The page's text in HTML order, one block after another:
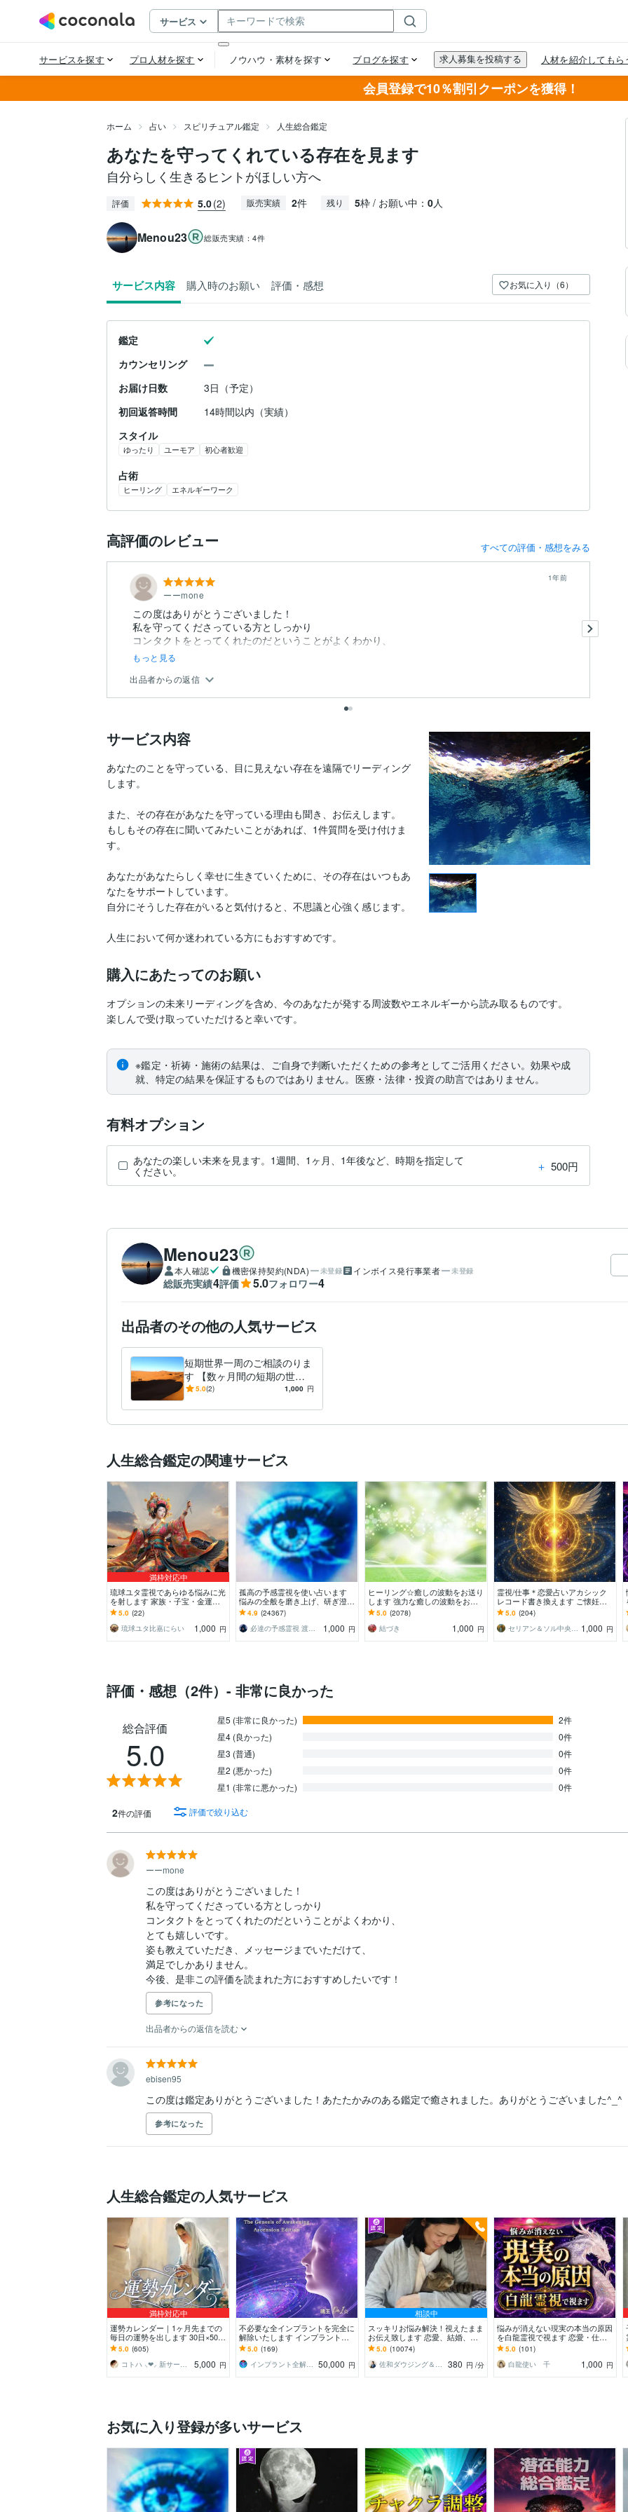
会員登録で10％割引クーポンを獲得！
ホーム 占い スピリチュアル鑑定 人生総合鑑定
あなたを守ってくれている存在を見ます
自分らしく生きるヒントがほしい方へ
評価 5.0(2) 販売実績 2件 残り 5枠 / お願い中： 0人
Menou23 総販売実績：4件
サービス内容 購入時のお願い 評価・感想 お気に入り（6）
鑑定
カウンセリング
お届け日数
3日（予定）
初回返答時間
14時間以内（実績）
スタイル
ゆったり ユーモア 初心者歓迎
占術
ヒーリング エネルギーワーク
高評価のレビュー すべての評価・感想をみる
ーーmone
1年前
この度はありがとうございました！
私を守ってくださっている方としっかり
コンタクトをとってくれたのだということがよくわかり、
もっと見る
出品者からの返信
サービス内容
あなたのことを守っている、目に見えない存在を遠隔でリーディング
します。
また、その存在があなたを守っている理由も聞き、お伝えします。
もしもその存在に聞いてみたいことがあれば、1件質問を受け付けま
す。
あなたがあなたらしく幸せに生きていくために、その存在はいつもあ
なたをサポートしています。
自分にそうした存在がいると気付けると、不思議と心強く感じます。
人生において何か迷われている方にもおすすめです。
購入にあたってのお願い
オプションの未来リーディングを含め、今のあなたが発する周波数やエネルギーから読み取るものです。
楽しんで受け取っていただけると幸いです。
※鑑定・祈祷・施術の結果は、ご自身で判断いただくための参考としてご活用ください。効果や成
就、特定の結果を保証するものではありません。医療・法律・投資の助言ではありません。
有料オプション
あなたの楽しい未来を見ます。1週間、1ヶ月、1年後など、時期を指定して
ください。
＋ 500円
Menou23
本人確認 機密保持契約(NDA) 未登録 インボイス発行事業者 未登録
総販売実績4評価 5.0フォロワー4
出品者のその他の人気サービス
短期世界一周のご相談のりま
す 【数ヶ月間の短期の世界
一周を検討されている方へ】
5.0(2) 1,000 円
人生総合鑑定の関連サービス
満枠対応中
琉球ユタ霊視であらゆる悩みに光
を射します 家族・子宝・金運・
人間関係・仕事運・恋愛などあら
ゆる悩みを
5.0 (22)
琉球ユタ比嘉にらい
1,000 円
孤高の予感霊視を使い占います
悩みの全般を磨き上げ、研ぎ澄ま
した予感より霊視により導きます
4.9 (24367)
必達の予感霊視 渡邊 潤一
1,000 円
ヒーリング☆癒しの波動をお送り
します 強力な癒しの波動をお送
りします。リピーター様も是非ど
うぞ＾＾
5.0 (2078)
結づき
1,000 円
霊視/仕事＊恋愛占いアカシック
レコード書き換えます ご懐妊報
告多数※恋愛＊子宝＊不倫＊転職
占い※人生全般
5.0 (204)
セリアン＆ソル中央太陽 1,000 円
評価・感想（2件）- 非常に良かった
総合評価
5.0
星5 (非常に良かった)
2件
星4 (良かった)
0件
星3 (普通)
0件
星2 (悪かった)
0件
星1 (非常に悪かった)
0件
2件の評価 評価で絞り込む
ーーmone
この度はありがとうございました！
私を守ってくださっている方としっかり
コンタクトをとってくれたのだということがよくわかり、
とても嬉しいです。
姿も教えていただき、メッセージまでいただけて、
満足でしかありません。
今後、是非この評価を読まれた方におすすめしたいです！
参考になった
出品者からの返信を読む
ebisen95
この度は鑑定ありがとうございました！あたたかみのある鑑定で癒されました。ありがとうございました^_^
参考になった
人生総合鑑定の人気サービス
満枠対応中
運勢カレンダー｜1ヶ月先までの
毎日の運勢を出します 30日×500
字のおよそ1万5千文字で細かく詳
細に記します
5.0 (605)
コトハ ⸜❤︎⸝ 新サービス提供開始✨️
5,000 円
不必要な全インプラントを完全に
解除いたします インプラント全
解除創始者 × 魂の解放・カルマ浄
化・能力開花
5.0 (169)
インプラント全解除創始者｜魂王DaI⭐︎ 50,000 円
相談中
スッキリお悩み解決！視えたまま
お伝え致します 恋愛、結婚、人
間関係、仕事、人生、ペットの気
持ち等◎祈願付き
5.0 (10074)
佐和ダウジング＆スピリットメンター
380 円 /分
悩みが消えない現実の本当の原因
を白龍霊視で視ます 恋愛・仕
事・お金・人間関係｜流れを変え
る次の一手を導きます
5.0 (101)
白龍使い 千
1,000 円
お気に入り登録が多いサービス